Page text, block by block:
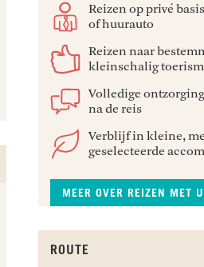
Reizen op privé
of huurauto
Reizen naar
kleinschalig
Volledige
na de reis
Verblijf in kleine,
geselecteerde
MEER OVER REIZEN MET
ROUTE